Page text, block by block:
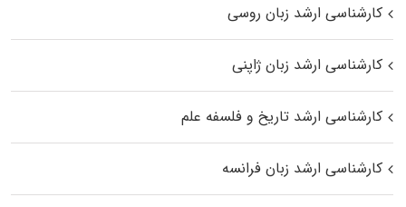
کارشناسی ارشد زبان روسی
کارشناسی ارشد زبان ژاپنی
کارشناسی ارشد تاریخ و فلسفه علم
کارشناسی ارشد زبان فرانسه